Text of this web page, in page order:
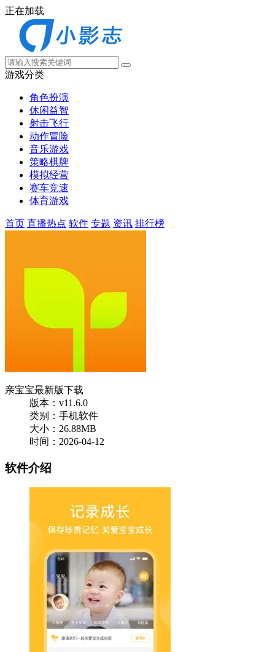
正在加载
游戏分类
角色扮演
休闲益智
射击飞行
动作冒险
音乐游戏
策略棋牌
模拟经营
赛车竞速
体育游戏
首页 直播热点 软件 专题 资讯 排行榜
亲宝宝最新版下载
版本：v11.6.0
类别：手机软件
大小：26.88MB
时间：2026-04-12
软件介绍